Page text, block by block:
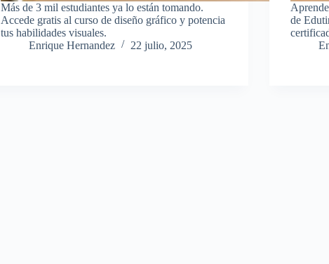
Más de 3 mil estudiantes ya lo están tomando.
Accede gratis al curso de diseño gráfico y potencia
tus habilidades visuales.
Enrique Hernandez
22 julio, 2025
de